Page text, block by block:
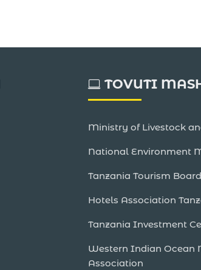
TOVUTI
Ministry of Livestock
National Environment
Tanzania Tourism Board
Hotels Association
Tanzania Investment
Western Indian Ocean
Association